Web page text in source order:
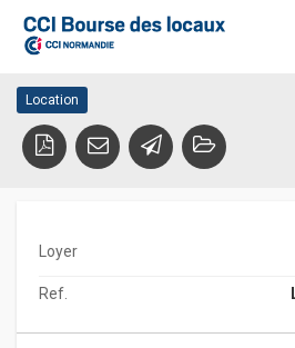
contenu
Location LE
76500 LE THUIT ANGER
Location
Loyer
Ref.